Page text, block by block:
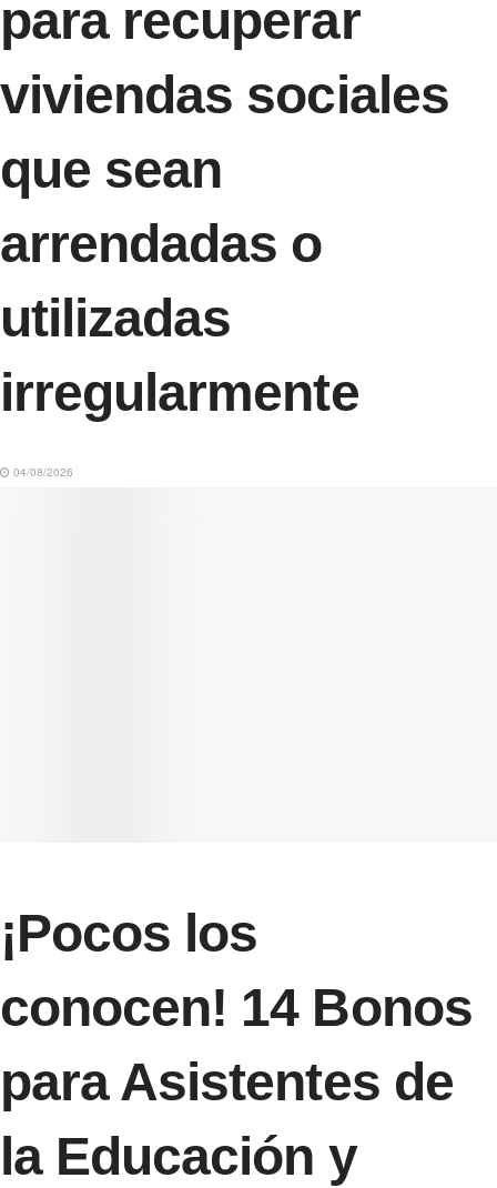
para recuperar
viviendas sociales
que sean
arrendadas o
utilizadas
irregularmente
04/08/2026
¡Pocos los
conocen! 14 Bonos
para Asistentes de
la Educación y